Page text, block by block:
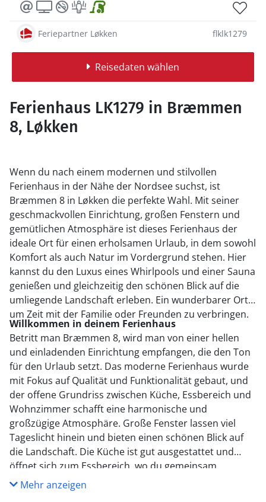
Feriepartner Løkken flklk1279
Reisedaten wählen
Ferienhaus LK1279 in Bræmmen
8, Løkken
Wenn du nach einem modernen und stilvollen
Ferienhaus in der Nähe der Nordsee suchst, ist
Bræmmen 8 in Løkken die perfekte Wahl. Mit seiner
geschmackvollen Einrichtung, großen Fenstern und
gemütlichen Atmosphäre ist dieses Ferienhaus der
ideale Ort für einen erholsamen Urlaub, in dem sowohl
Komfort als auch Natur im Vordergrund stehen. Hier
kannst du den Luxus eines Whirlpools und einer Sauna
genießen und gleichzeitig den schönen Blick auf die
umliegende Landschaft erleben. Ein wunderbarer Ort,
um Zeit mit der Familie oder Freunden zu verbringen.
Willkommen in deinem Ferienhaus
Betritt man Bræmmen 8, wird man von einer hellen
und einladenden Einrichtung empfangen, die den Ton
für den Urlaub setzt. Das moderne Ferienhaus wurde
mit Fokus auf Qualität und Funktionalität gebaut, und
der offene Grundriss zwischen Küche, Essbereich und
Wohnzimmer schafft eine harmonische und
großzügige Atmosphäre. Große Fenster lassen viel
Tageslicht hinein und bieten einen schönen Blick auf
die Landschaft. Die Küche ist gut ausgestattet und
öffnet sich zum Essbereich, wo du gemeinsam
Mahlzeiten zubereiten und genießen kannst. Das
Wohnzimmer verfügt über einen Kaminofen, der zu
Mehr anzeigen